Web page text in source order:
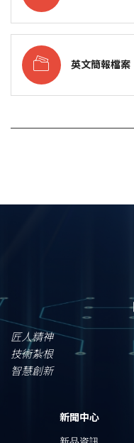
英文簡報檔案
匠人精神
技術紮根
智慧創新
新聞中心